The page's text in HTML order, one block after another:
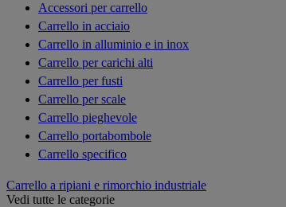
Accessori per carrello
Carrello in acciaio
Carrello in alluminio e in inox
Carrello per carichi alti
Carrello per fusti
Carrello per scale
Carrello pieghevole
Carrello portabombole
Carrello specifico
Carrello a ripiani e rimorchio industriale
Vedi tutte le categorie